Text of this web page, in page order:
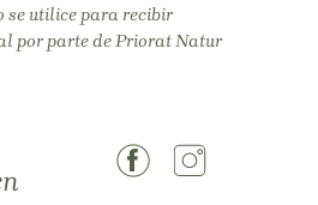
se utilice para recibir
por parte de Priorat Natur